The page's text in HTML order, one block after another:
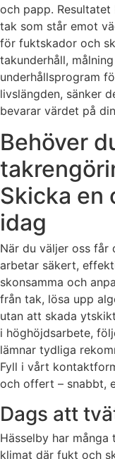
och papp.
tak som står emot
för fuktskador och
takunderhåll,
underhållsprogram
livslängden, sänker
bevarar värdet på
Behöver
Skicka en
idag
När du väljer oss får
arbetar säkert,
skonsamma och
från tak, lösa upp
utan att skada
i höghöjdsarbete,
lämnar tydliga
Fyll i vårt
och offert – snabbt,
Dags att
Hässelby har
klimat där fukt och